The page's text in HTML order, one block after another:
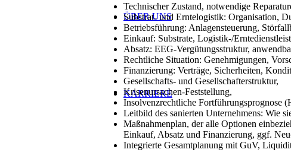
ÜBER UNS
KARRIERE
Technischer Zustand, notwendige
Substrat- und Erntelogistik: Organisation,
Betriebsführung: Anlagensteuerung,
Einkauf: Substrate, Logistik-/
Absatz: EEG-Vergütungsstruktur,
Rechtliche Situation: Genehmigungen,
Finanzierung: Verträge, Sicherheiten,
Gesellschafts- und Gesellschafterstruktur,
Krisenursachen-Feststellung,
Insolvenzrechtliche Fortführungsprognose
Leitbild des sanierten Unternehmens: Wie
Maßnahmenplan, der alle Optionen
Einkauf, Absatz und Finanzierung, ggf.
Integrierte Gesamtplanung mit GuV,